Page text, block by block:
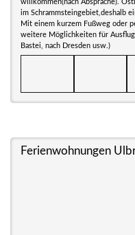
willkommen(nach Absprache).
im Schrammsteingebiet,deshalb
Mit einem kurzem Fußweg oder
weitere Möglichkeiten für
Bastei, nach Dresden usw.)
Ferienwohnungen